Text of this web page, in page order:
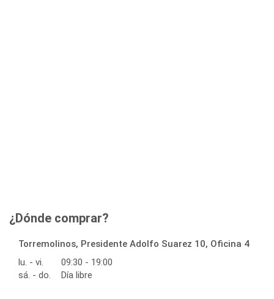
¿Dónde comprar?
Torremolinos, Presidente Adolfo Suarez 10, Oficina 4
lu. - vi.
09:30 - 19:00
sá. - do.
Día libre